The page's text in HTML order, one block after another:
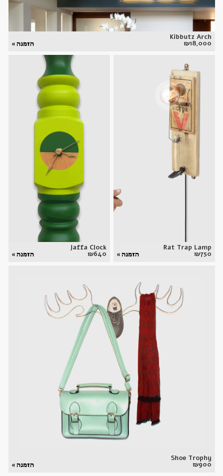
Kibbutz Arch
₪18,000 הזמנה »
Rat Trap Lamp
₪750 הזמנה »
Shoe Trophy
₪900 הזמנה »
Jaffa Clock
₪640 הזמנה »